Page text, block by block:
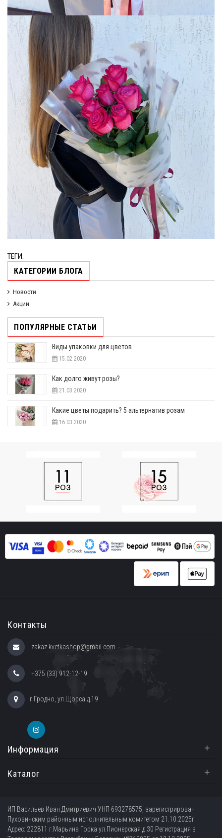
ТЕГИ:
КАТЕГОРИИ БЛОГА
Новости
Акции
ПОПУЛЯРНЫЕ СТАТЬИ
Виды упаковки для цветов
15.02.2020
Как долго живут розы?
21.03.2020
Какие цветы подарить? 5 альтернатив розам
16.03.2020
Контакты
zakaz.kvetkashop@gmail.com
+375 (33) 912-12-19
г.Гродно, ул.Щорса д.19
Информация +
Каталог +
ИП Васильев Иван Дмитриевич УНП 693278575, зарегистрирован
Пуховичским районным исполнительным комитетом 21.10.2025г.
Адрес: 222811 г.Марьина Горка ул.Пионерская д.30 Регистрация в